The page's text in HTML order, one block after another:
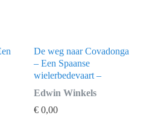
De weg naar Covadonga
– Een Spaanse
wielerbedevaart –
Edwin Winkels
€ 0,00